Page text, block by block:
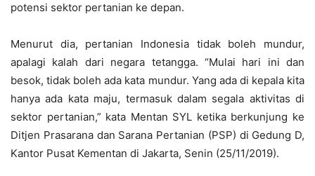
potensi sektor pertanian ke depan.
Menurut dia, pertanian Indonesia tidak boleh mundur,
apalagi kalah dari negara tetangga. “Mulai hari ini dan
besok, tidak boleh ada kata mundur. Yang ada di kepala kita
hanya ada kata maju, termasuk dalam segala aktivitas di
sektor pertanian,” kata Mentan SYL ketika berkunjung ke
Ditjen Prasarana dan Sarana Pertanian (PSP) di Gedung D,
Kantor Pusat Kementan di Jakarta, Senin (25/11/2019).